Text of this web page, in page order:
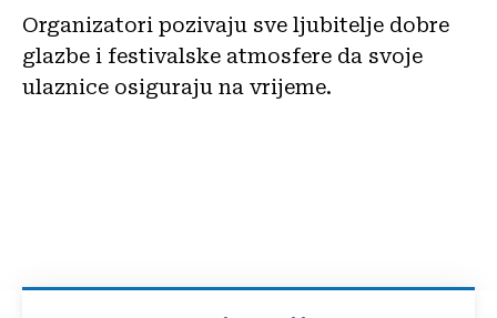
Organizatori pozivaju sve ljubitelje dobre
glazbe i festivalske atmosfere da svoje
ulaznice osiguraju na vrijeme.